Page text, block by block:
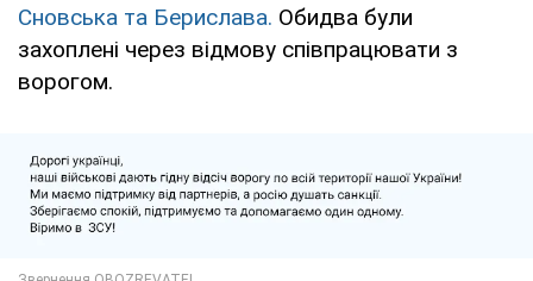
Сновська та Берислава. Обидва були
захоплені через відмову співпрацювати з
ворогом.